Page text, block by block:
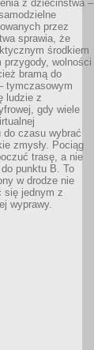
z dzieciństwa –
przez
sprawia, że
środkiem
wolności
bramą do
tymczasowym
ludzie z
gdy wiele
czasu wybrać
zmysły. Pociąg
trasę, a nie
punktu B. To
w drodze nie
się jednym z
wyprawy.